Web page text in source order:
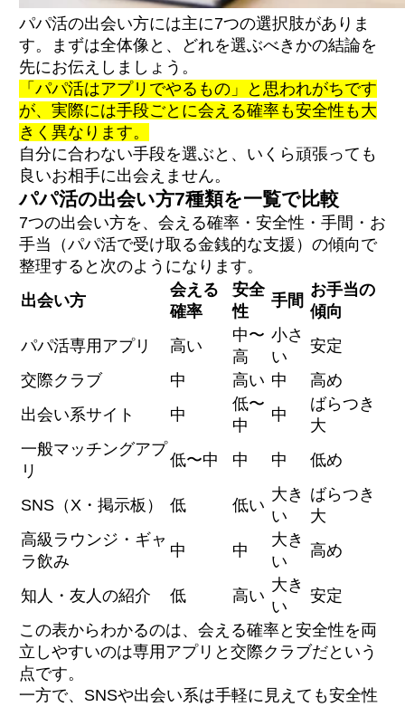
「出会えない」3つの原因と解決法
出会ってから後悔しない条件・相場の確認
複数チャネル・複数アプリ併用のすすめ
パパ活はどこで出会うのが一番安全ですか？
お金をかけずにパパと出会えますか？
地方でもパパと出会えますか？
会わずにパパ活はできますか？
パパ活が未経験でも出会えますか？
パパ活の出会い方には主に7つの選択肢がありま
す。まずは全体像と、どれを選ぶべきかの結論を
先にお伝えしましょう。
「パパ活はアプリでやるもの」と思われがちです
が、実際には手段ごとに会える確率も安全性も大
きく異なります。
自分に合わない手段を選ぶと、いくら頑張っても
良いお相手に出会えません。
パパ活の出会い方7種類を一覧で比較
7つの出会い方を、会える確率・安全性・手間・お
手当（パパ活で受け取る金銭的な支援）の傾向で
整理すると次のようになります。
出会い方
会える
確率
安全
性
手間
お手当の
傾向
パパ活専用アプリ
高い
中〜
高
小さ
い
安定
交際クラブ
中 高い 中
高め
出会い系サイト
中
低〜
中
中
ばらつき
大
一般マッチングアプ
リ
低〜中 中 中 低め
SNS（X・掲示板） 低 低い
大き
い
ばらつき
大
高級ラウンジ・ギャ
ラ飲み
中 中
大き
い
高め
知人・友人の紹介 低 高い
大き
い
安定
この表からわかるのは、会える確率と安全性を両
立しやすいのは専用アプリと交際クラブだという
点です。
一方で、SNSや出会い系は手軽に見えても安全性